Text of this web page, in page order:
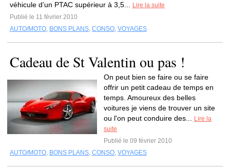
véhicule d’un PTAC supérieur à 3,5...
Lire la suite
Publié le 11 février 2010
AUTO/MOTO, BONS PLANS, CONSO, VOYAGES
Cadeau de St Valentin ou pas !
On peut bien se faire ou se faire
offrir un petit cadeau de temps en
temps. Amoureux des belles
voitures je viens de trouver un site
ou l'on peut conduire des...
Lire la
suite
Publié le 09 février 2010
AUTO/MOTO, BONS PLANS, CONSO, VOYAGES